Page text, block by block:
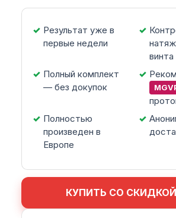
Результат уже в
первые недели
Полный комплект
— без докупок
Полностью
произведен в
Европе
КУПИТЬ СО СКИДКОЙ